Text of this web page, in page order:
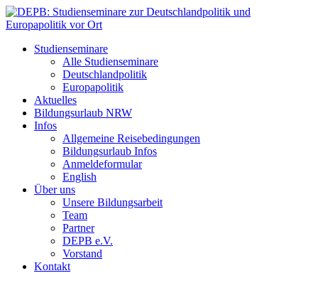
Studienseminare
Alle Studienseminare
Deutschlandpolitik
Europapolitik
Aktuelles
Bildungsurlaub NRW
Infos
Allgemeine Reisebedingungen
Bildungsurlaub Infos
Anmeldeformular
English
Über uns
Unsere Bildungsarbeit
Team
Partner
DEPB e.V.
Vorstand
Kontakt